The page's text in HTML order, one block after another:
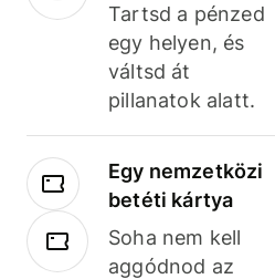
Tartsd a pénzed
egy helyen, és
váltsd át
pillanatok alatt.
Egy nemzetközi
betéti kártya
Soha nem kell
aggódnod az